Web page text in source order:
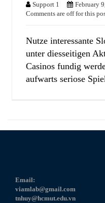
Support 1 February
Comments are off for this
Nutze interessante
unter diesseitigen
Casinos fundig
aufwarts seriose
Email:
viamlab@gmail.com
tnhuy@hcmut.edu.vn